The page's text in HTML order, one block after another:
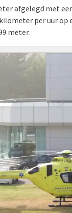
afgelegd met
per uur op
meter.